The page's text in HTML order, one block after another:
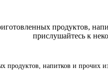
продуктов, напитков и прочих